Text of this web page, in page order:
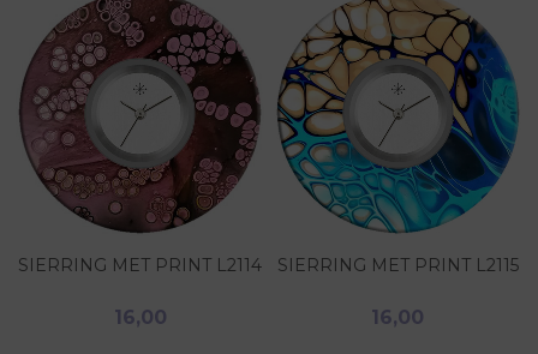
SIERRING MET PRINT L2114
16,00
SIERRING MET PRINT L2115
16,00